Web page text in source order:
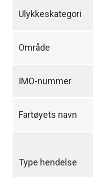
Ulykkeskategori
Område
IMO-nummer
Fartøyets navn
Type hendelse